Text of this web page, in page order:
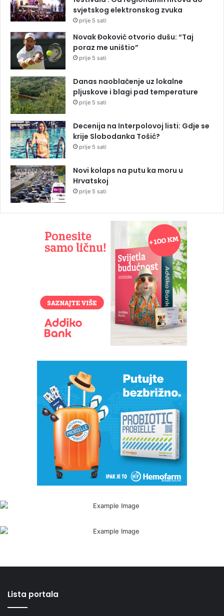
svjetskog elektronskog zvuka
prije 5 sati
Novak Đoković otvorio dušu: “Taj
poraz me uništio”
prije 5 sati
Danas naoblačenje uz lokalne
pljuskove i blagi pad temperature
prije 5 sati
Decenija na Interpolovoj listi: Gdje se
krije Slobodanka Tošić?
prije 5 sati
Novi kolaps na putu ka moru u
Hrvatskoj
prije 5 sati
Lista portala